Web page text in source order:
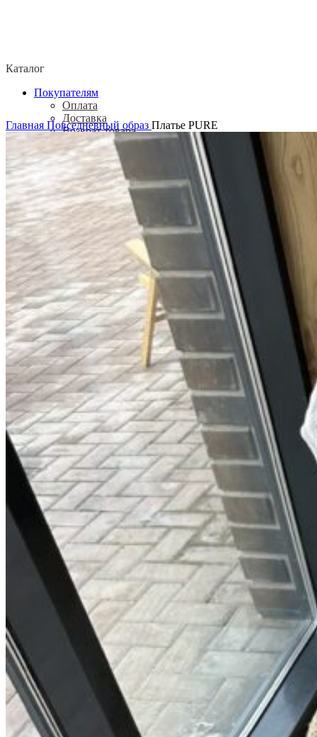
Каталог
Покупателям
Оплата
Доставка
Возврат товара
Политика конфиденциальности
Согласие посетителя сайта на обработку
персональных данных
О нас
Контакты
Магазины
Отзывы
О бренде ADELOVE
Вход / Регистрация
Список желаний (Wishlist)
0
пунктов / 0₽
Меню
Главная Повседневный образ Платье PURE